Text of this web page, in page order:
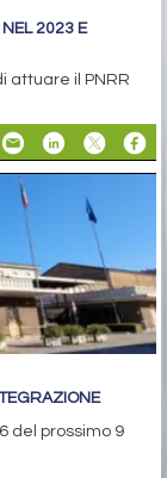
NEL 2023 E
attuare il PNRR
del prossimo 9